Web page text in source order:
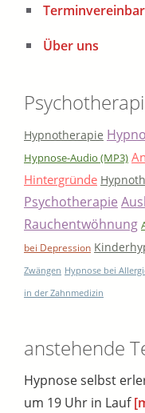
Über uns
Hypnotherapie
Hypnose-Audio (MP3)
Hintergründe
Psychotherapie
Rauchentwöhnung
bei Depression
Zwängen Hypnose bei
in der Zahnmedizin
anstehende
Hypnose selbst
um 19 Uhr in Lauf